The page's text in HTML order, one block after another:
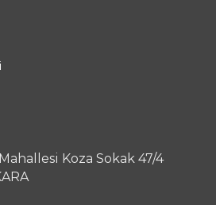
Koza Sokak 47/4